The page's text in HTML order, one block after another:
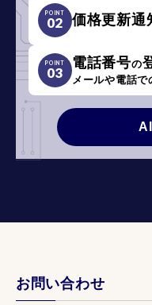
POINT
02 価格更新通
POINT
03
電話番号の
メールや電話で
お問い合わせ